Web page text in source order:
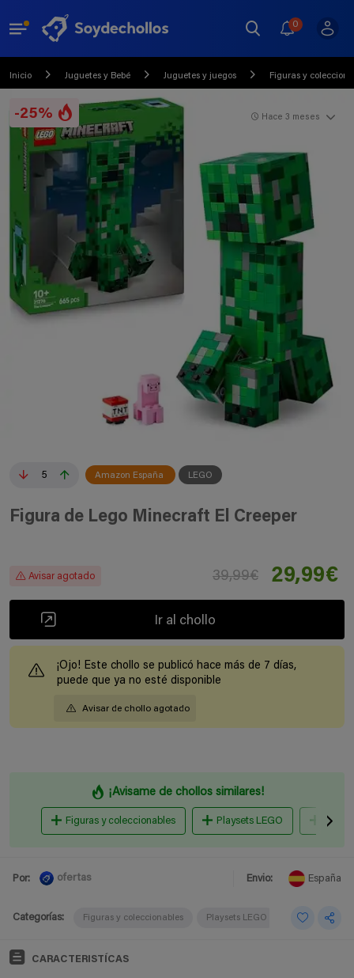
0
Inicio Juguetes y Bebé Juguetes y juegos Figuras y
-25%
5 Amazon España LEGO
Hace 3 meses
Figura de Lego Minecraft El Creeper
Avisar agotado 39,99€ 29,99€
Ir al chollo
¡Ojo! Este chollo se publicó hace más de 7 días,
puede que ya no esté disponible
Avisar de chollo agotado
¡Avisame de chollos similares!
Figuras y coleccionables Playsets LEGO
Por: ofertas Envio: España
Categorías: Figuras y coleccionables Playsets LEGO
CARACTERISTÍCAS